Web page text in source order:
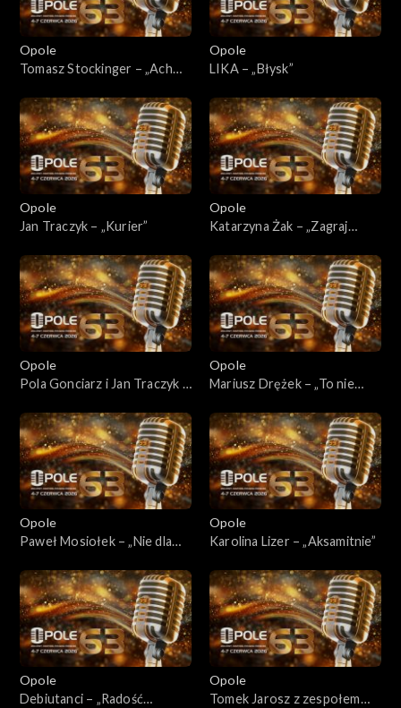
Opole
Tomasz Stockinger – „Ach
Opole
LIKA – „Błysk”
Opole
Jan Traczyk – „Kurier”
Opole
Katarzyna Żak – „Zagraj
Opole
Pola Gonciarz i Jan Traczyk –
Opole
Mariusz Drężek – „To nie
Opole
Paweł Mosiołek – „Nie dla
Opole
Karolina Lizer – „Aksamitnie”
Opole
Debiutanci – „Radość
Opole
Tomek Jarosz z zespołem